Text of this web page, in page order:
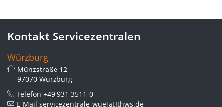
Kontakt Servicezentralen
Würzburg
Münzstraße 12
97070 Würzburg
Telefon +49 931 3511-0
E-Mail servicezentrale-wue[at]thws.de